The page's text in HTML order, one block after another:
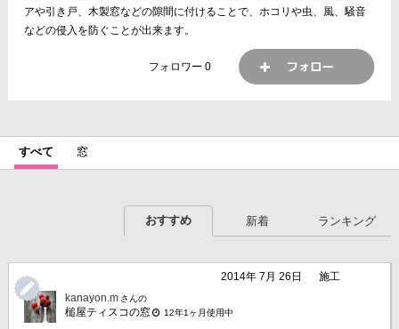
アや引き戸、木製窓などの隙間に付けることで、ホコリや虫、風、騒音
などの侵入を防ぐことが出来ます。
フォロワー0
すべて 窓
おすすめ 新着 ランキング
2014年 7月 26日
施工
kanayon.m さんの
槌屋ティスコの窓 12年1ヶ月使用中